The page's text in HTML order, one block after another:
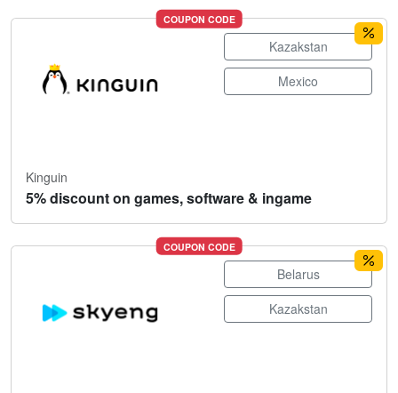
COUPON CODE
Kazakstan
Mexico
Kinguin
5% discount on games, software & ingame
COUPON CODE
Belarus
Kazakstan